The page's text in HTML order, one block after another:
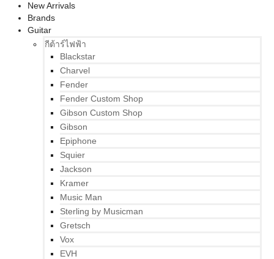
New Arrivals
Brands
Guitar
กีต้าร์ไฟฟ้า
Blackstar
Charvel
Fender
Fender Custom Shop
Gibson Custom Shop
Gibson
Epiphone
Squier
Jackson
Kramer
Music Man
Sterling by Musicman
Gretsch
Vox
EVH